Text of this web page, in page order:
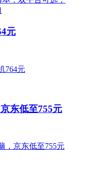
元
东低至755元